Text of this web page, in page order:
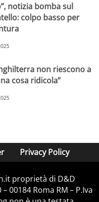
notizia bomba sul
colpo basso per
non riescono a
cosa ridicola”
Privacy Policy
proprietà di D&D
00184 Roma RM – P.Iva